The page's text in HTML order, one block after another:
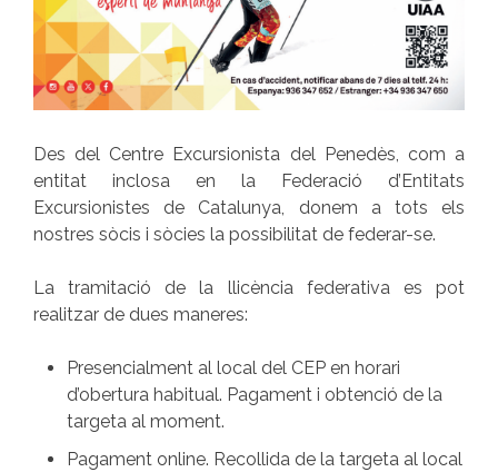
Des del Centre Excursionista del Penedès, com a
entitat inclosa en la Federació d’Entitats
Excursionistes de Catalunya, donem a tots els
nostres sòcis i sòcies la possibilitat de federar-se.
La tramitació de la llicència federativa es pot
realitzar de dues maneres:
Presencialment al local del CEP en horari
d’obertura habitual. Pagament i obtenció de la
targeta al moment.
Pagament online. Recollida de la targeta al local